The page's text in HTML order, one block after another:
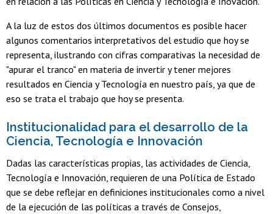
A la luz de estos dos últimos documentos es posible hacer
algunos comentarios interpretativos del estudio que hoy se
representa, ilustrando con cifras comparativas la necesidad de
"apurar el tranco" en materia de invertir y tener mejores
resultados en Ciencia y Tecnología en nuestro país, ya que de
eso se trata el trabajo que hoy se presenta.
Institucionalidad para el desarrollo de la
Ciencia, Tecnología e Innovación
Dadas las características propias, las actividades de Ciencia,
Tecnología e Innovación, requieren de una Política de Estado
que se debe reflejar en definiciones institucionales como a nivel
de la ejecución de las políticas a través de Consejos,